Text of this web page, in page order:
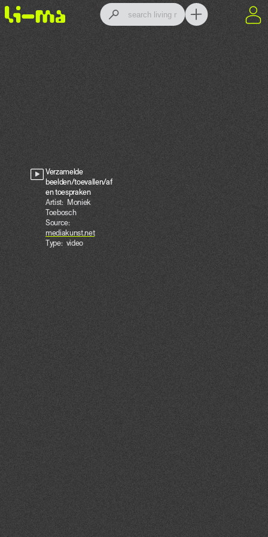
Verzamelde
beelden/toevallen/af-
en toespraken
Artist: Moniek
Toebosch
Source:
mediakunst.net
Type: video